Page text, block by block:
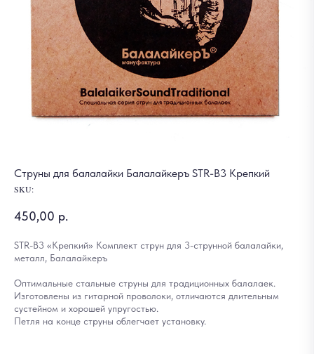
Струны для балалайки Балалайкеръ STR-B3 Крепкий
SKU:
450,00 р.
STR-B3 «Крепкий» Комплект струн для 3-струнной балалайки,
металл, Балалайкеръ
Оптимальные стальные струны для традиционных балалаек.
Изготовлены из гитарной проволоки, отличаются длительным
сустейном и хорошей упругостью.
Петля на конце струны облегчает установку.